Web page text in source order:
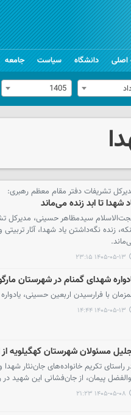
دانشگاه سیاست جامعه
1405
تشریفات دفتر مقام معظم رهبری:
شهدا تا ابد زنده می‌ماند
سیدمظاهر حسینی، مدیرکل
زنده نگه‌داشتن یاد شهدا، آثار
۱۴۰۵-۰۵-۱۳ ۲۳:۱۵
شهدای گمنام در شهرستان
با فرارسیدن اربعین حسینی،
۱۴۰۵-۰۵-۱۳ ۱۴:۴۴
مسئولان شهرستان کهگیلویه از
راستای تکریم خانواده‌های جان‌نثار
پیمان، از جان‌فشانی این شهید
۱۴۰۵-۰۵-۰۸ ۲۱:۲۳